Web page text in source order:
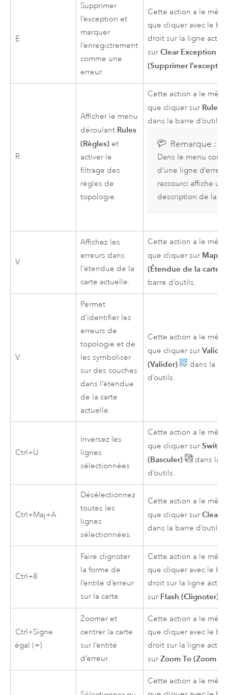
E
Supprimer
l’exception et
marquer
l’enregistrement
comme une
erreur.
Cette action a le
que cliquer avec le
droit sur la ligne
surClear Exception
(Supprimer
R
Afficher le menu
déroulant Rules
(Règles) et
activer le
filtrage des
règles de
topologie.
Cette action a le
que cliquer sur Rules
dans la barre d’outils.
Remarque :
Dans le menu
d’une ligne
raccourci affiche
description de la
V
Affichez les
erreurs dans
l’étendue de la
carte actuelle.
Cette action a le
que cliquer sur Map
(Étendue de la carte)
barre d’outils.
V
Permet
d’identifier les
erreurs de
topologie et de
les symboliser
sur des couches
dans l’étendue
de la carte
actuelle.
Cette action a le
que cliquer sur
(Valider)
dans la
d’outils.
Ctrl+U
Inversez les
lignes
sélectionnées
Cette action a le
que cliquer surSwitch
(Basculer)
dans la
d’outils.
Ctrl+Maj+A
Désélectionnez
toutes les
lignes
sélectionnées.
Cette action a le
que cliquer surClear
dans la barre d’outils.
Ctrl+8
Faire clignoter
la forme de
l’entité d’erreur
sur la carte.
Cette action a le
que cliquer avec le
droit sur la ligne
sur Flash (Clignoter)
Ctrl+Signe
égal (=)
Zoomer et
centrer la carte
sur l’entité
d’erreur.
Cette action a le
que cliquer avec le
droit sur la ligne
surZoom To (Zoom
Cette action a le